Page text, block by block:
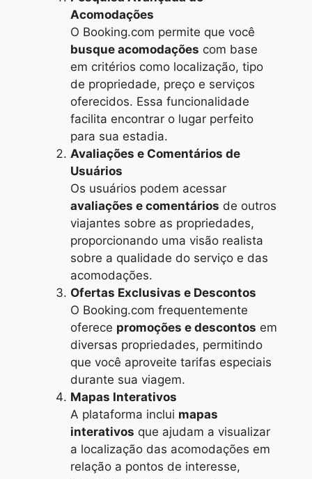
Acomodações
O Booking.com permite que você
busque acomodações com base
em critérios como localização, tipo
de propriedade, preço e serviços
oferecidos. Essa funcionalidade
facilita encontrar o lugar perfeito
para sua estadia.
Avaliações e Comentários de
Usuários
Os usuários podem acessar
avaliações e comentários de outros
viajantes sobre as propriedades,
proporcionando uma visão realista
sobre a qualidade do serviço e das
acomodações.
Ofertas Exclusivas e Descontos
O Booking.com frequentemente
oferece promoções e descontos em
diversas propriedades, permitindo
que você aproveite tarifas especiais
durante sua viagem.
Mapas Interativos
A plataforma inclui mapas
interativos que ajudam a visualizar
a localização das acomodações em
relação a pontos de interesse,